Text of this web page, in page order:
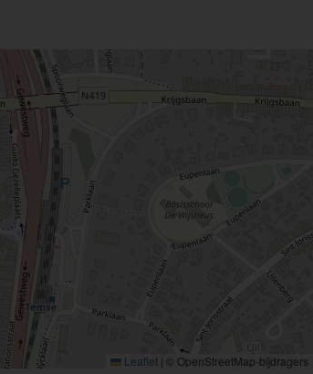
Leaflet | © OpenStreetMap-bijdragers